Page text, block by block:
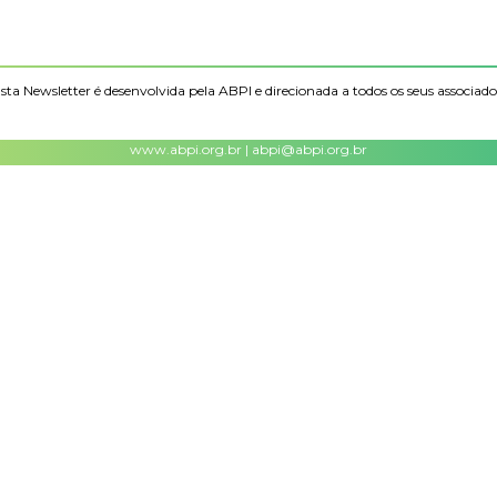
Newsletter é desenvolvida pela ABPI e direcionada a todos os seus
www.abpi.org.br | abpi@abpi.org.br